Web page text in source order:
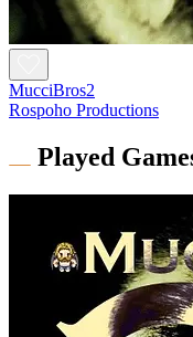
MucciBros2
Rospoho Productions
Played